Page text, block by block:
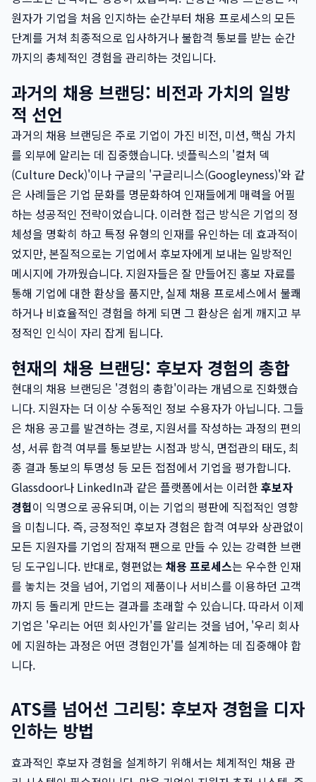
원자가 기업을 처음 인지하는 순간부터 채용 프로세스의 모든
단계를 거쳐 최종적으로 입사하거나 불합격 통보를 받는 순간
까지의 총체적인 경험을 관리하는 것입니다.
과거의 채용 브랜딩: 비전과 가치의 일방
적 선언
과거의 채용 브랜딩은 주로 기업이 가진 비전, 미션, 핵심 가치
를 외부에 알리는 데 집중했습니다. 넷플릭스의 '컬처 덱
(Culture Deck)'이나 구글의 '구글리니스(Googleyness)'와 같
은 사례들은 기업 문화를 명문화하여 인재들에게 매력을 어필
하는 성공적인 전략이었습니다. 이러한 접근 방식은 기업의 정
체성을 명확히 하고 특정 유형의 인재를 유인하는 데 효과적이
었지만, 본질적으로는 기업에서 후보자에게 보내는 일방적인
메시지에 가까웠습니다. 지원자들은 잘 만들어진 홍보 자료를
통해 기업에 대한 환상을 품지만, 실제 채용 프로세스에서 불쾌
하거나 비효율적인 경험을 하게 되면 그 환상은 쉽게 깨지고 부
정적인 인식이 자리 잡게 됩니다.
현재의 채용 브랜딩: 후보자 경험의 총합
현대의 채용 브랜딩은 '경험의 총합'이라는 개념으로 진화했습
니다. 지원자는 더 이상 수동적인 정보 수용자가 아닙니다. 그들
은 채용 공고를 발견하는 경로, 지원서를 작성하는 과정의 편의
성, 서류 합격 여부를 통보받는 시점과 방식, 면접관의 태도, 최
종 결과 통보의 투명성 등 모든 접점에서 기업을 평가합니다.
Glassdoor나 LinkedIn과 같은 플랫폼에서는 이러한후보자
경험이 익명으로 공유되며, 이는 기업의 평판에 직접적인 영향
을 미칩니다. 즉, 긍정적인 후보자 경험은 합격 여부와 상관없이
모든 지원자를 기업의 잠재적 팬으로 만들 수 있는 강력한 브랜
딩 도구입니다. 반대로, 형편없는 채용 프로세스는 우수한 인재
를 놓치는 것을 넘어, 기업의 제품이나 서비스를 이용하던 고객
까지 등 돌리게 만드는 결과를 초래할 수 있습니다. 따라서 이제
기업은 '우리는 어떤 회사인가'를 알리는 것을 넘어, '우리 회사
에 지원하는 과정은 어떤 경험인가'를 설계하는 데 집중해야 합
니다.
ATS를 넘어선 그리팅: 후보자 경험을 디자
인하는 방법
효과적인 후보자 경험을 설계하기 위해서는 체계적인 채용 관